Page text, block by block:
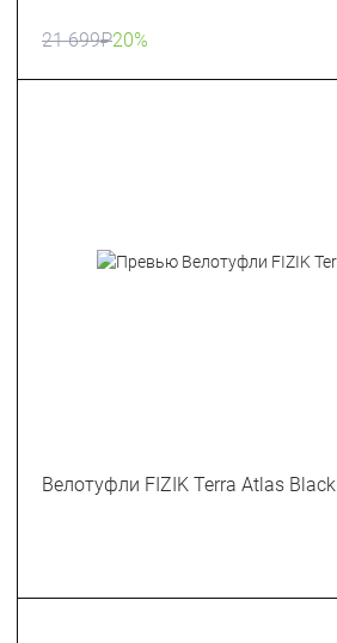
21 699₽20%
Велотуфли FIZIK Terra Atlas Black